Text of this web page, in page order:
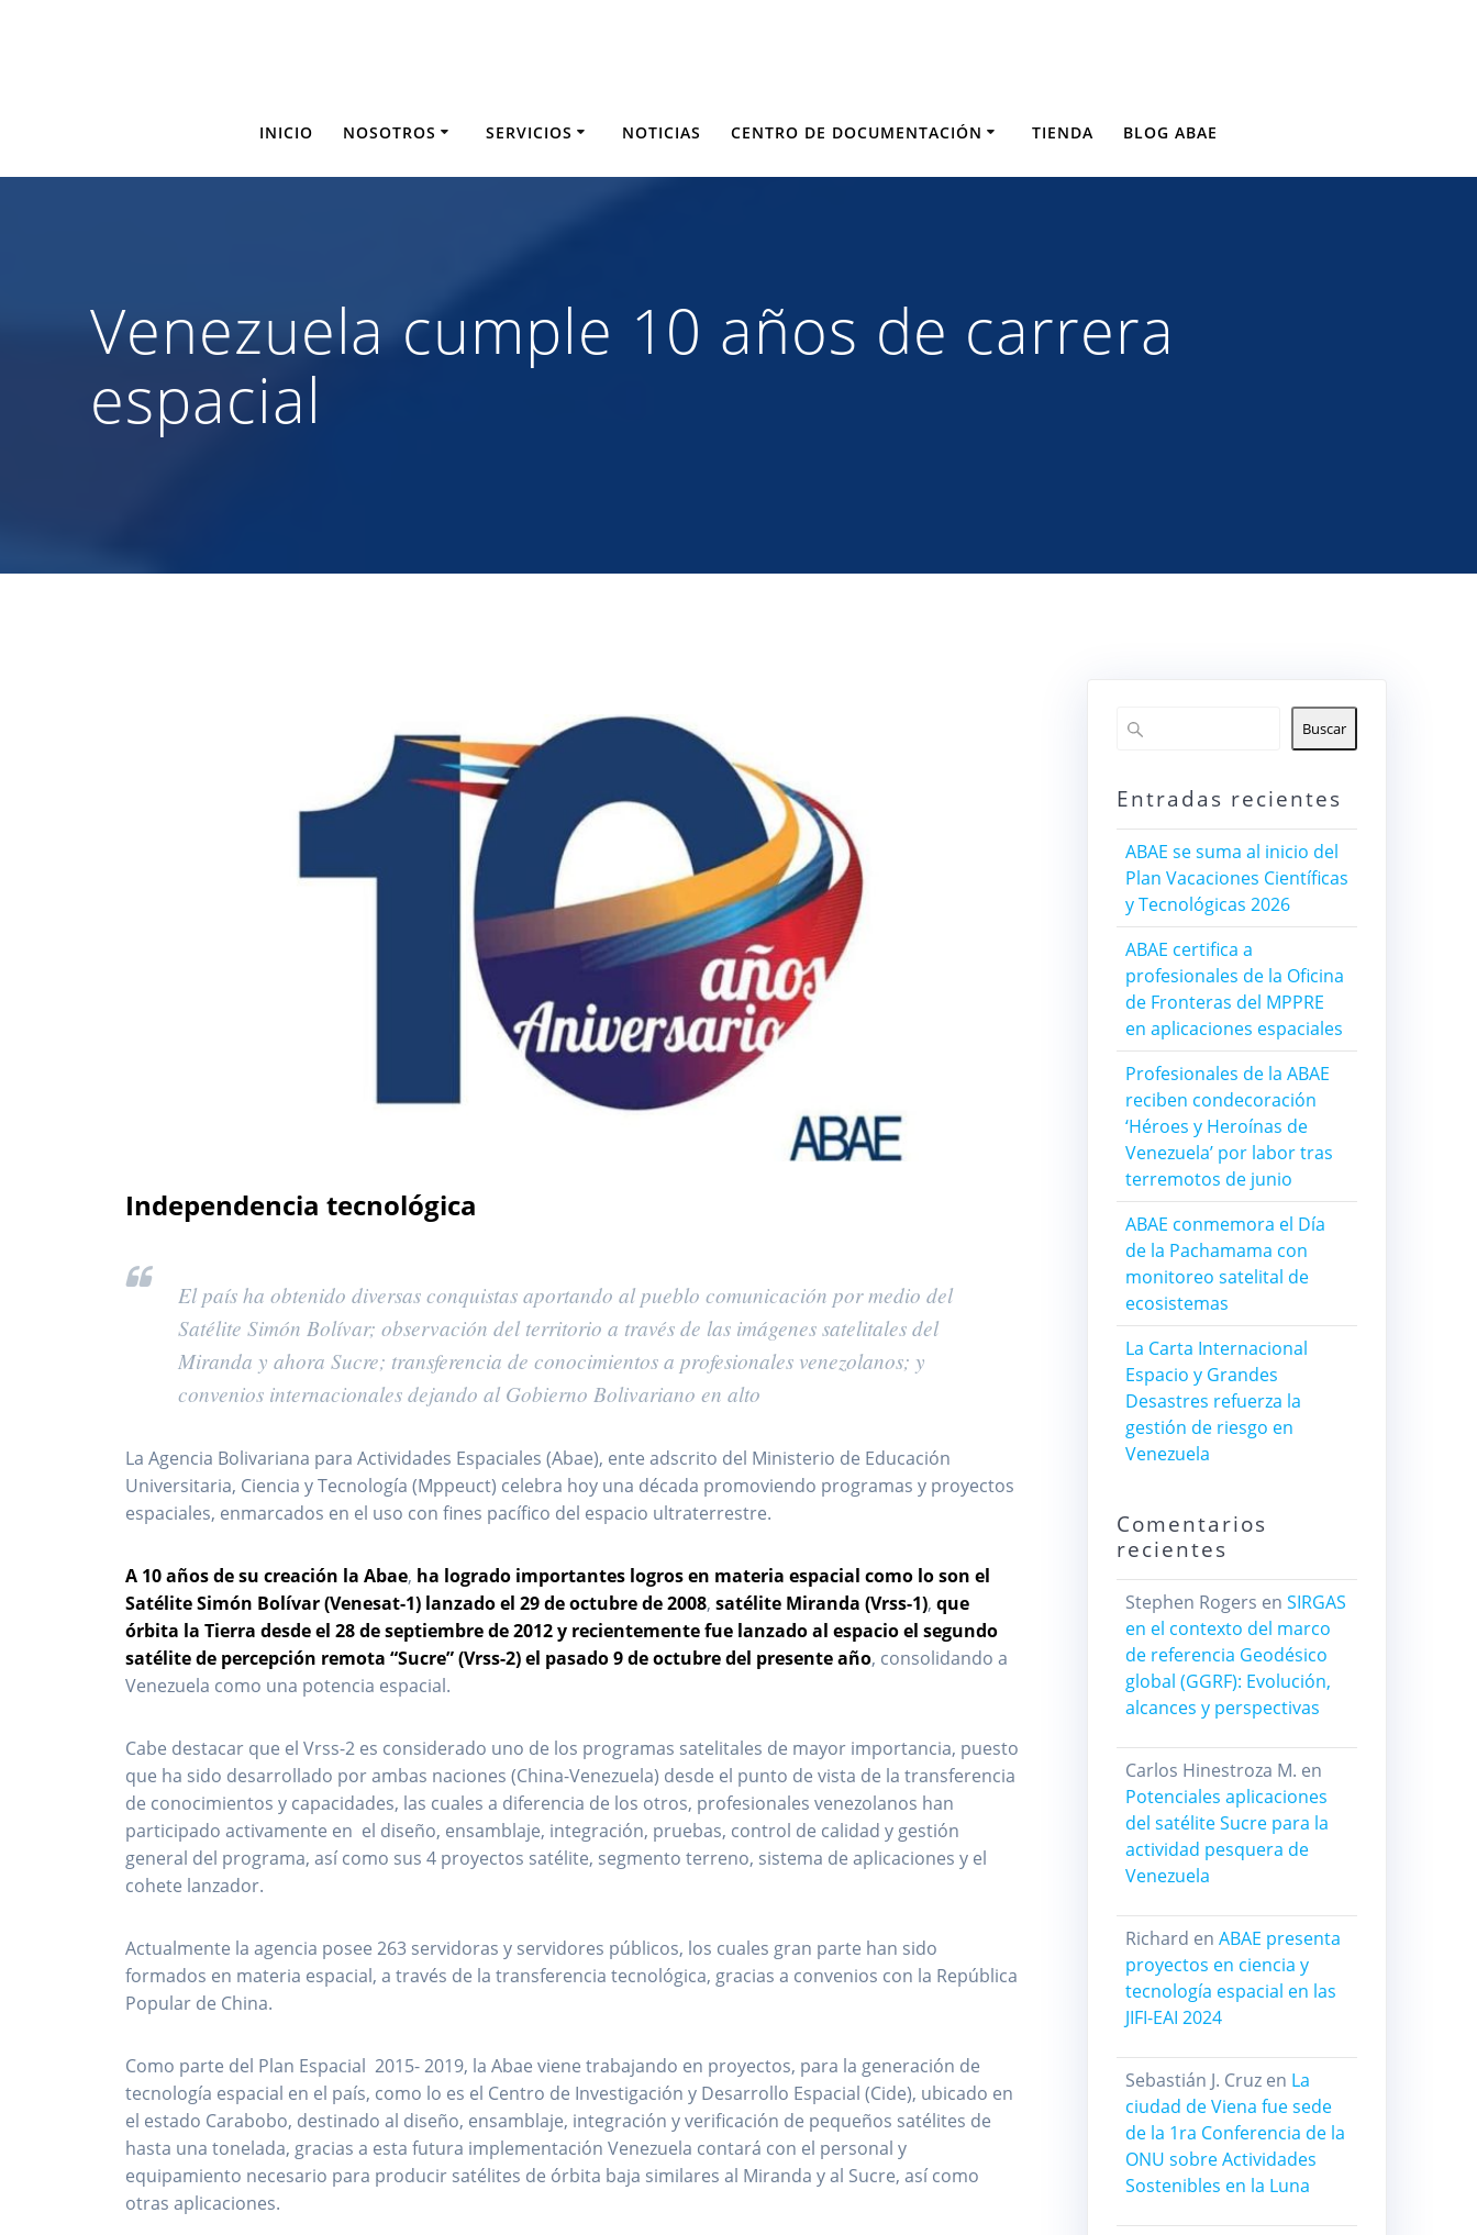
INICIO NOSOTROS SERVICIOS NOTICIAS CENTRO DE DOCUMENTACIÓN TIENDA BLOG ABAE
Venezuela cumple 10 años de carrera
espacial
Independencia tecnológica
El país ha obtenido diversas conquistas aportando al pueblo comunicación por medio del
Satélite Simón Bolívar; observación del territorio a través de las imágenes satelitales del
Miranda y ahora Sucre; transferencia de conocimientos a profesionales venezolanos; y
convenios internacionales dejando al Gobierno Bolivariano en alto
La Agencia Bolivariana para Actividades Espaciales (Abae), ente adscrito del Ministerio de Educación
Universitaria, Ciencia y Tecnología (Mppeuct) celebra hoy una década promoviendo programas y proyectos
espaciales, enmarcados en el uso con fines pacífico del espacio ultraterrestre.
A 10 años de su creación la Abae, ha logrado importantes logros en materia espacial como lo son el
Satélite Simón Bolívar (Venesat-1) lanzado el 29 de octubre de 2008,satélite Miranda (Vrss-1),que
órbita la Tierra desde el 28 de septiembre de 2012 y recientemente fue lanzado al espacio el segundo
satélite de percepción remota “Sucre” (Vrss-2) el pasado 9 de octubre del presente año, consolidando a
Venezuela como una potencia espacial.
Cabe destacar que el Vrss-2 es considerado uno de los programas satelitales de mayor importancia, puesto
que ha sido desarrollado por ambas naciones (China-Venezuela) desde el punto de vista de la transferencia
de conocimientos y capacidades, las cuales a diferencia de los otros, profesionales venezolanos han
participado activamente en el diseño, ensamblaje, integración, pruebas, control de calidad y gestión
general del programa, así como sus 4 proyectos satélite, segmento terreno, sistema de aplicaciones y el
cohete lanzador.
Actualmente la agencia posee 263 servidoras y servidores públicos, los cuales gran parte han sido
formados en materia espacial, a través de la transferencia tecnológica, gracias a convenios con la República
Popular de China.
Como parte del Plan Espacial 2015- 2019, la Abae viene trabajando en proyectos, para la generación de
tecnología espacial en el país, como lo es el Centro de Investigación y Desarrollo Espacial (Cide), ubicado en
el estado Carabobo, destinado al diseño, ensamblaje, integración y verificación de pequeños satélites de
hasta una tonelada, gracias a esta futura implementación Venezuela contará con el personal y
equipamiento necesario para producir satélites de órbita baja similares al Miranda y al Sucre, así como
otras aplicaciones.
Buscar
Entradas recientes
ABAE se suma al inicio del
Plan Vacaciones Científicas
y Tecnológicas 2026
ABAE certifica a
profesionales de la Oficina
de Fronteras del MPPRE
en aplicaciones espaciales
Profesionales de la ABAE
reciben condecoración
‘Héroes y Heroínas de
Venezuela’ por labor tras
terremotos de junio
ABAE conmemora el Día
de la Pachamama con
monitoreo satelital de
ecosistemas
La Carta Internacional
Espacio y Grandes
Desastres refuerza la
gestión de riesgo en
Venezuela
Comentarios
recientes
Stephen Rogers en SIRGAS
en el contexto del marco
de referencia Geodésico
global (GGRF): Evolución,
alcances y perspectivas
Carlos Hinestroza M. en
Potenciales aplicaciones
del satélite Sucre para la
actividad pesquera de
Venezuela
Richard en ABAE presenta
proyectos en ciencia y
tecnología espacial en las
JIFI-EAI 2024
Sebastián J. Cruzen La
ciudad de Viena fue sede
de la 1ra Conferencia de la
ONU sobre Actividades
Sostenibles en la Luna